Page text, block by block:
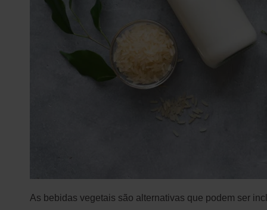
As bebidas vegetais são alternativas que podem ser